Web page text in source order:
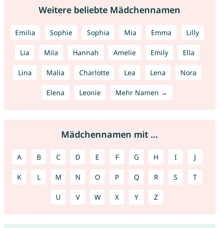
Weitere beliebte Mädchennamen
Emilia Sophie Sophia Mia Emma Lilly
Lia Mila Hannah Amelie Emily Ella
Lina Malia Charlotte Lea Lena Nora
Elena Leonie Mehr Namen →
Mädchennamen mit ...
A B C D E F G H I J
K L M N O P Q R S T
U V W X Y Z